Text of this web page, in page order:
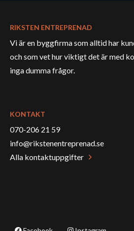
RIKSTEN ENTREPRENAD
Vi är en byggfirma som alltid har
och som vet hur viktigt det är med
inga dumma frågor.
KONTAKT
070-206 21 59
info@rikstenentreprenad.se
Alla kontaktuppgifter